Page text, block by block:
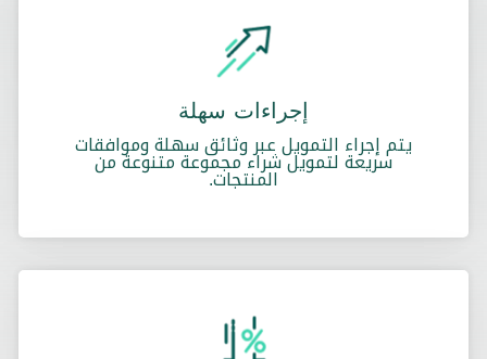
إجراءات سهلة
يتم إجراء التمويل عبر وثائق سهلة وموافقات
سريعة لتمويل شراء مجموعة متنوعة من
المنتجات.